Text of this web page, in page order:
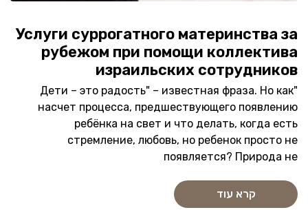
Услуги суррогатного материнства за
рубежом при помощи коллектива
израильских сотрудников
"Дети – это радость" – известная фраза. Но как
насчет процесса, предшествующего появлению
ребёнка на свет и что делать, когда есть
стремление, любовь, но ребенок просто не
появляется? Природа не
קרא עוד